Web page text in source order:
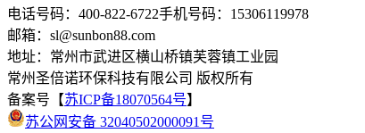
电话号码：400-822-6722手机号码：15306119978
邮箱：sl@sunbon88.com
地址：常州市武进区横山桥镇芙蓉镇工业园
常州圣倍诺环保科技有限公司 版权所有
备案号【苏ICP备18070564号】
苏公网安备 32040502000091号